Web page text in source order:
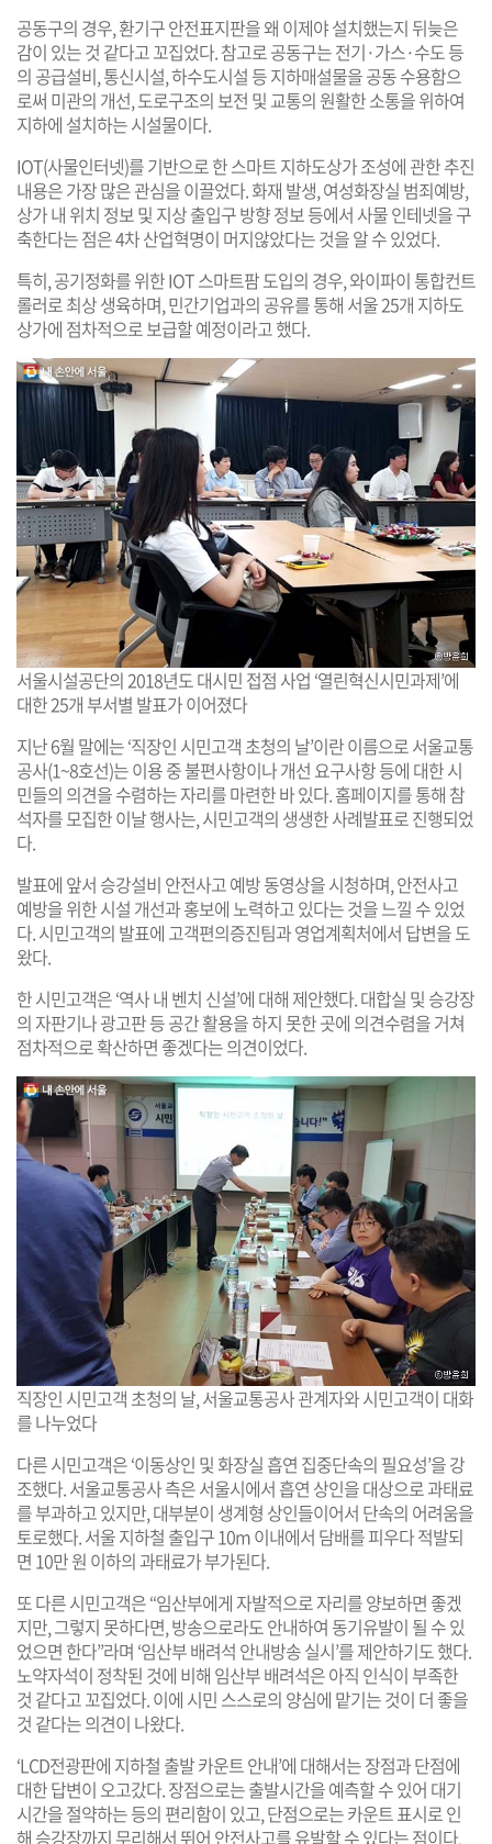
공동구의 경우, 환기구 안전표지판을 왜 이제야 설치했는지 뒤늦은
감이 있는 것 같다고 꼬집었다. 참고로 공동구는 전기·가스·수도 등
의 공급설비, 통신시설, 하수도시설 등 지하매설물을 공동 수용함으
로써 미관의 개선, 도로구조의 보전 및 교통의 원활한 소통을 위하여
지하에 설치하는 시설물이다.
IOT(사물인터넷)를 기반으로 한 스마트 지하도상가 조성에 관한 추진
내용은 가장 많은 관심을 이끌었다. 화재 발생, 여성화장실 범죄예방,
상가 내 위치 정보 및 지상 출입구 방향 정보 등에서 사물 인테넷을 구
축한다는 점은 4차 산업혁명이 머지않았다는 것을 알 수 있었다.
특히, 공기정화를 위한 IOT 스마트팜 도입의 경우, 와이파이 통합컨트
롤러로 최상 생육하며, 민간기업과의 공유를 통해 서울 25개 지하도
상가에 점차적으로 보급할 예정이라고 했다.
서울시설공단의 2018년도 대시민 접점 사업 ‘열린혁신시민과제’에
대한 25개 부서별 발표가 이어졌다
지난 6월 말에는 ‘직장인 시민고객 초청의 날’이란 이름으로 서울교통
공사(1~8호선)는 이용 중 불편사항이나 개선 요구사항 등에 대한 시
민들의 의견을 수렴하는 자리를 마련한 바 있다. 홈페이지를 통해 참
석자를 모집한 이날 행사는, 시민고객의 생생한 사례발표로 진행되었
다.
발표에 앞서 승강설비 안전사고 예방 동영상을 시청하며, 안전사고
예방을 위한 시설 개선과 홍보에 노력하고 있다는 것을 느낄 수 있었
다. 시민고객의 발표에 고객편의증진팀과 영업계획처에서 답변을 도
왔다.
한 시민고객은 ‘역사 내 벤치 신설’에 대해 제안했다. 대합실 및 승강장
의 자판기나 광고판 등 공간 활용을 하지 못한 곳에 의견수렴을 거쳐
점차적으로 확산하면 좋겠다는 의견이었다.
직장인 시민고객 초청의 날, 서울교통공사 관계자와 시민고객이 대화
를 나누었다
다른 시민고객은 ‘이동상인 및 화장실 흡연 집중단속의 필요성’을 강
조했다. 서울교통공사 측은 서울시에서 흡연 상인을 대상으로 과태료
를 부과하고 있지만, 대부분이 생계형 상인들이어서 단속의 어려움을
토로했다. 서울 지하철 출입구 10m 이내에서 담배를 피우다 적발되
면 10만 원 이하의 과태료가 부가된다.
또 다른 시민고객은 “임산부에게 자발적으로 자리를 양보하면 좋겠
지만, 그렇지 못하다면, 방송으로라도 안내하여 동기유발이 될 수 있
었으면 한다”라며 ‘임산부 배려석 안내방송 실시’를 제안하기도 했다.
노약자석이 정착된 것에 비해 임산부 배려석은 아직 인식이 부족한
것 같다고 꼬집었다. 이에 시민 스스로의 양심에 맡기는 것이 더 좋을
것 같다는 의견이 나왔다.
‘LCD전광판에 지하철 출발 카운트 안내’에 대해서는 장점과 단점에
대한 답변이 오고갔다. 장점으로는 출발시간을 예측할 수 있어 대기
시간을 절약하는 등의 편리함이 있고, 단점으로는 카운트 표시로 인
해 승강장까지 무리해서 뛰어 안전사고를 유발할 수 있다는 점이다.